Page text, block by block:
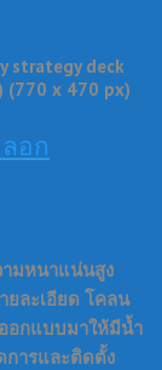
อก
มหนาแน่นสูง
ยละเอียด โคลน
อกแบบมาให้มีน้ำ
การและติดตั้ง